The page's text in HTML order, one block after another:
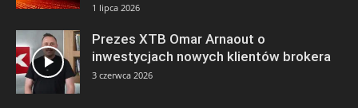
1 lipca 2026
Prezes XTB Omar Arnaout o
inwestycjach nowych klientów brokera
3 czerwca 2026